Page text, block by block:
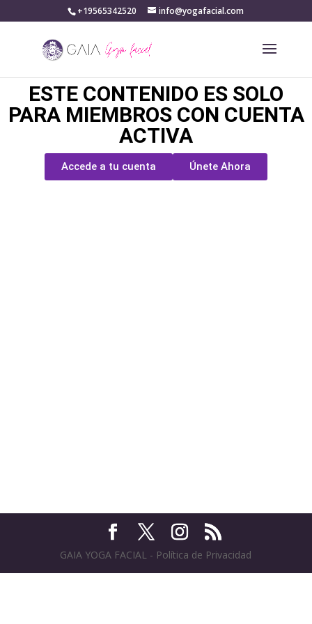
+19565342520 info@yogafacial.com
ESTE CONTENIDO ES SOLO
PARA MIEMBROS CON CUENTA
ACTIVA
Accede a tu cuenta Únete Ahora
GAIA YOGA FACIAL - Política de Privacidad